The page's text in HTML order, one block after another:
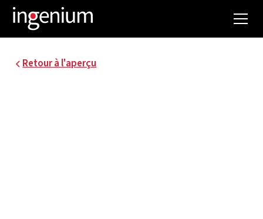
Retour à l'aperçu